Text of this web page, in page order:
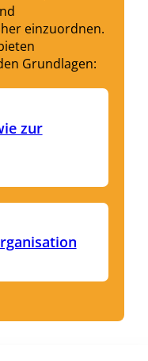
einzuordnen.
Grundlagen:
zur